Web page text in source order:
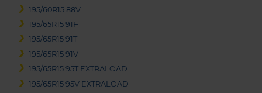
195/60R15 88V
195/65R15 91H
195/65R15 91T
195/65R15 91V
195/65R15 95T EXTRALOAD
195/65R15 95V EXTRALOAD